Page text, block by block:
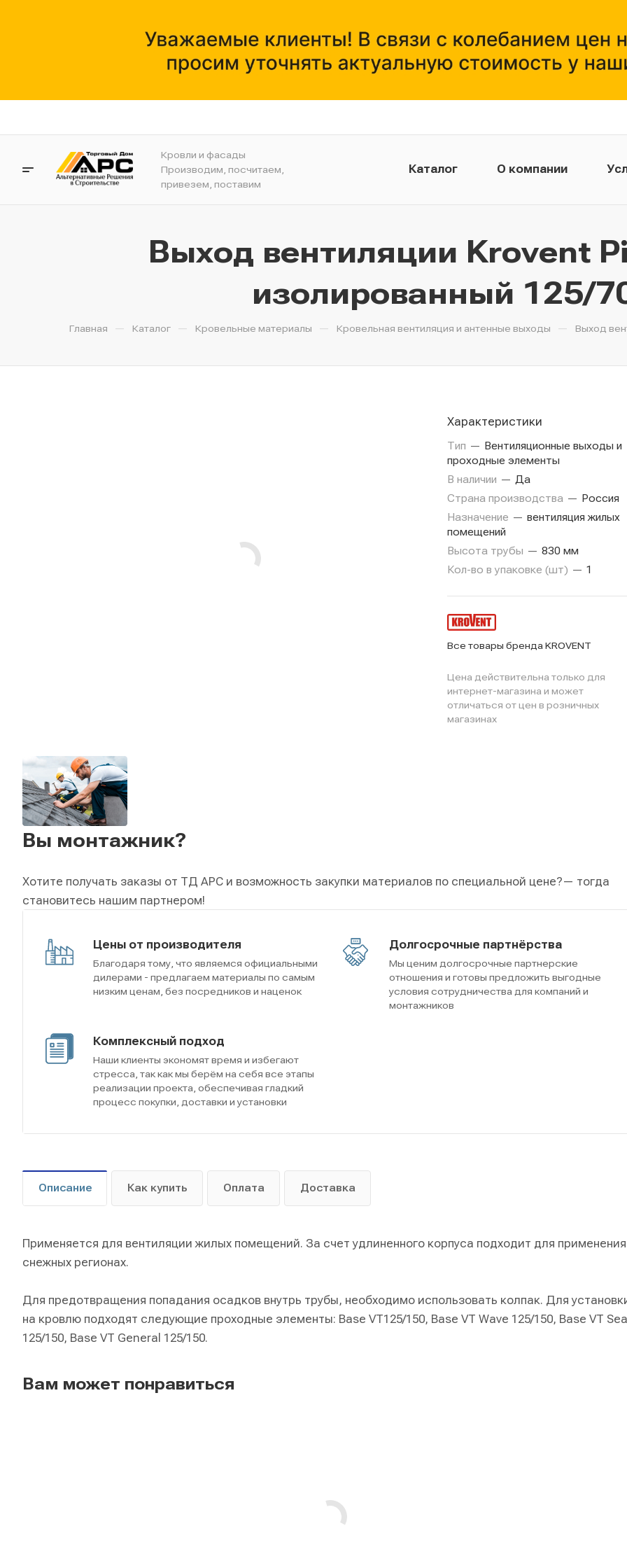
Кровли и фасады
Производим, посчитаем,
привезем, поставим
Каталог О компании
Выход вентиляции Krovent
изолированный 125/
Главная — Каталог — Кровельные материалы — Кровельная вентиляция и антенные выходы — Выход
Характеристики
Тип — Вентиляционные выходы и
проходные элементы
В наличии — Да
Страна производства — Россия
Назначение — вентиляция жилых
помещений
Высота трубы — 830 мм
Кол-во в упаковке (шт) — 1
Все товары бренда KROVENT
Цена действительна только для
интернет-магазина и может
отличаться от цен в розничных
магазинах
Вы монтажник?
Хотите получать заказы от ТД АРС и возможность закупки материалов по специальной цене?— тогда
становитесь нашим партнером!
Цены от производителя
Благодаря тому, что являемся официальными
дилерами - предлагаем материалы по самым
низким ценам, без посредников и наценок
Долгосрочные партнёрства
Мы ценим долгосрочные партнерские
отношения и готовы предложить выгодные
условия сотрудничества для компаний и
монтажников
Комплексный подход
Наши клиенты экономят время и избегают
стресса, так как мы берём на себя все этапы
реализации проекта, обеспечивая гладкий
процесс покупки, доставки и установки
Описание Как купить Оплата Доставка
Применяется для вентиляции жилых помещений. За счет удлиненного корпуса подходит для
снежных регионах.
Для предотвращения попадания осадков внутрь трубы, необходимо использовать колпак. Для
на кровлю подходят следующие проходные элементы: Base VT125/150, Base VT Wave 125/150, Base VT
125/150, Base VT General 125/150.
Вам может понравиться